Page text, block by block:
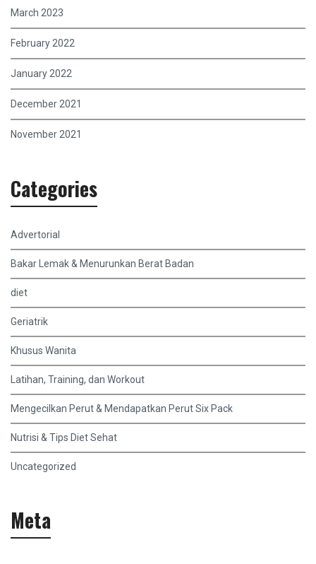
March 2023
February 2022
January 2022
December 2021
November 2021
Categories
Advertorial
Bakar Lemak & Menurunkan Berat Badan
diet
Geriatrik
Khusus Wanita
Latihan, Training, dan Workout
Mengecilkan Perut & Mendapatkan Perut Six Pack
Nutrisi & Tips Diet Sehat
Uncategorized
Meta